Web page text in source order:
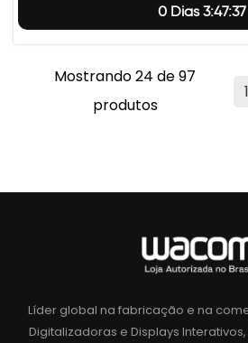
0 Dias 3:47:36
1
Mostrando 24 de 97
produtos
Líder global na fabricação e na
Digitalizadoras e Displays